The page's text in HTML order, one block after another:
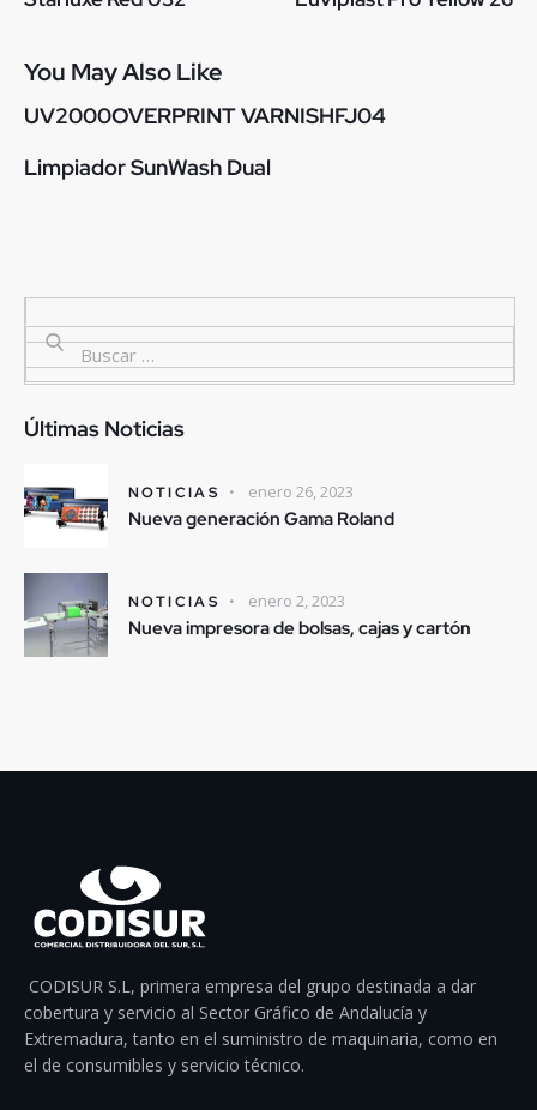
You May Also Like
UV2000OVERPRINT VARNISHFJ04
Limpiador SunWash Dual
Últimas Noticias
NOTICIAS enero 26, 2023
Nueva generación Gama Roland
NOTICIAS enero 2, 2023
Nueva impresora de bolsas, cajas y cartón
CODISUR S.L, primera empresa del grupo destinada a dar
cobertura y servicio al Sector Gráfico de Andalucía y
Extremadura, tanto en el suministro de maquinaria, como en
el de consumibles y servicio técnico.